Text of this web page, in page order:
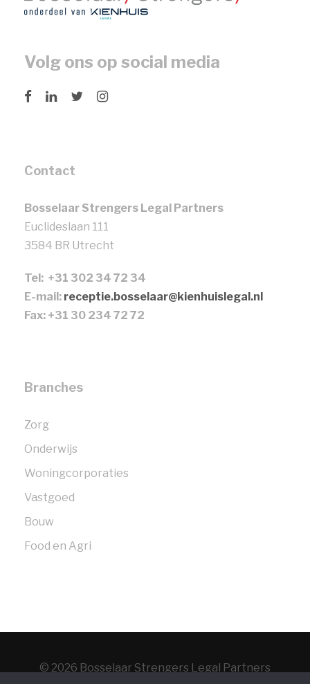
Volg ons op social media
Contact
Bosselaar Strengers Legal Partners
Euclideslaan 111
3584 BR Utrecht
Tel: +31 302 34 72 34
E-mail: receptie.bosselaar@kienhuislegal.nl
Fax: +31 30 234 72 72
Branches
Zorg
Onderwijs
Woningcorporaties
Vastgoed
Bouw
Food en Agri
© 2026 Bosselaar Strengers Legal Partners